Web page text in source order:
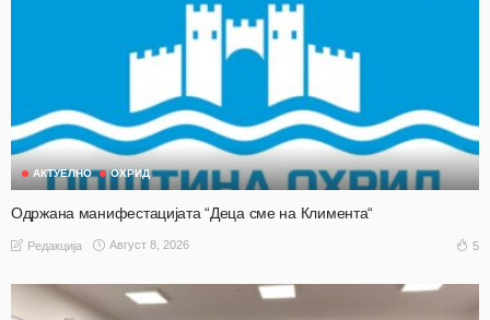
АКТУЕЛНО ОХРИД
Одржана манифестацијата “Деца сме на Климента“
Редакција Август 8, 2026 5